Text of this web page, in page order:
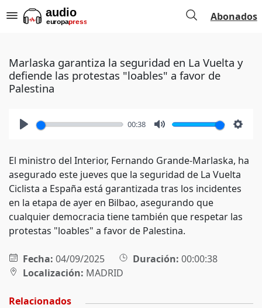
Abonados
Marlaska garantiza la seguridad en La Vuelta y
defiende las protestas "loables" a favor de
Palestina
00:38
El ministro del Interior, Fernando Grande-Marlaska, ha
asegurado este jueves que la seguridad de La Vuelta
Ciclista a España está garantizada tras los incidentes
en la etapa de ayer en Bilbao, asegurando que
cualquier democracia tiene también que respetar las
protestas "loables" a favor de Palestina.
Fecha: 04/09/2025 Duración: 00:00:38
Localización: MADRID
Relacionados